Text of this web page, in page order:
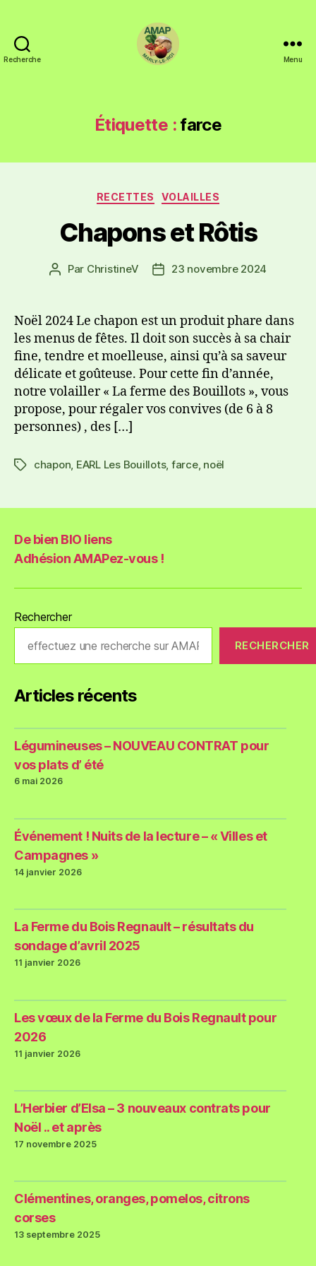
Recherche Menu
Étiquette : farce
RECETTES VOLAILLES
Chapons et Rôtis
Par ChristineV 23 novembre 2024
Noël 2024 Le chapon est un produit phare dans
les menus de fêtes. Il doit son succès à sa chair
fine, tendre et moelleuse, ainsi qu’à sa saveur
délicate et goûteuse. Pour cette fin d’année,
notre volailler « La ferme des Bouillots », vous
propose, pour régaler vos convives (de 6 à 8
personnes) , des […]
chapon EARL Les Bouillots, farce, noël
De bien BIO liens
Adhésion AMAPez-vous !
Rechercher
RECHERCHER
Articles récents
Légumineuses – NOUVEAU CONTRAT pour
vos plats d’ été
6 mai 2026
Événement ! Nuits de la lecture – « Villes et
Campagnes »
14 janvier 2026
La Ferme du Bois Regnault – résultats du
sondage d’avril 2025
11 janvier 2026
Les vœux de la Ferme du Bois Regnault pour
2026
11 janvier 2026
L’Herbier d’Elsa – 3 nouveaux contrats pour
Noël .. et après
17 novembre 2025
Clémentines, oranges, pomelos, citrons
corses
13 septembre 2025